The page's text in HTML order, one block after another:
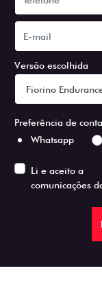
Versão escolhida
Preferência de
Whatsapp
Li e aceito a
comunicações